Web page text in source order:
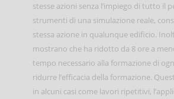
stesse azioni senza l’impiego di tutto il
strumenti di una simulazione reale,
stessa azione in qualunque edificio.
mostrano che ha ridotto da 8 ore a
tempo necessario alla formazione di
ridurre l’efficacia della formazione.
in alcuni casi come lavori ripetitivi,